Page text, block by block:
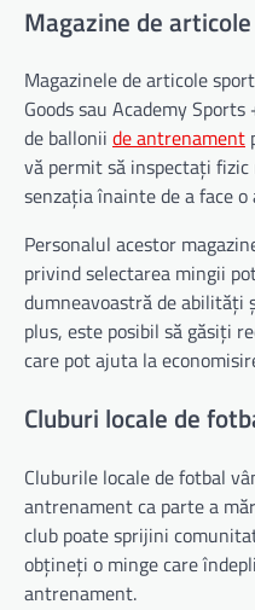
Magazine de
Magazinele de articole
Goods sau Academy
de ballonii de antrenament
vă permit să inspectați
senzația înainte de a face o
Personalul acestor
privind selectarea mingii
dumneavoastră de abilități
plus, este posibil să găsiți
care pot ajuta la
Cluburi locale de
Cluburile locale de fotbal
antrenament ca parte a
club poate sprijini
obțineți o minge care
antrenament.